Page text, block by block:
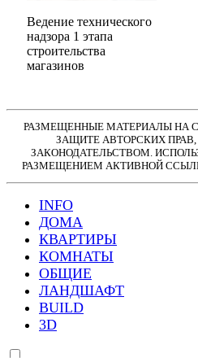
Ведение технического
надзора 1 этапа
строительства
магазинов
РАЗМЕЩЕННЫЕ МАТЕРИАЛЫ НА
ЗАЩИТЕ АВТОРСКИХ
ЗАКОНОДАТЕЛЬСТВОМ.
РАЗМЕЩЕНИЕМ АКТИВНОЙ
INFO
ДОМА
КВАРТИРЫ
КОМНАТЫ
ОБЩИЕ
ЛАНДШАФТ
BUILD
3D